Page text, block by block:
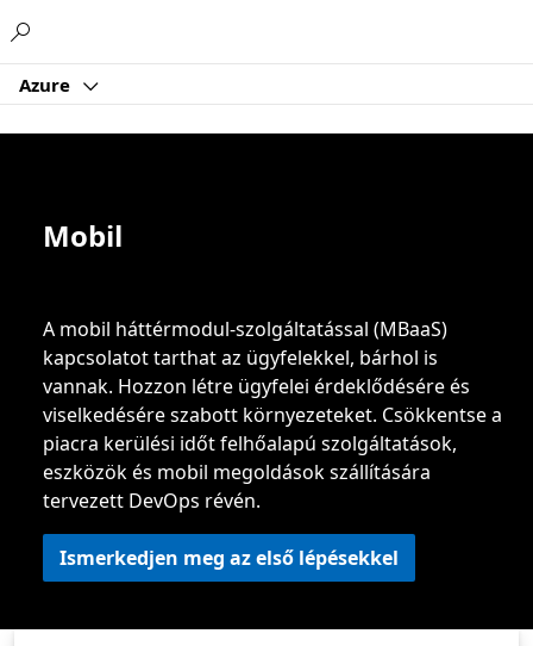
Azure
Mobil
A mobil háttérmodul-szolgáltatással (MBaaS)
kapcsolatot tarthat az ügyfelekkel, bárhol is
vannak. Hozzon létre ügyfelei érdeklődésére és
viselkedésére szabott környezeteket. Csökkentse a
piacra kerülési időt felhőalapú szolgáltatások,
eszközök és mobil megoldások szállítására
tervezett DevOps révén.
Ismerkedjen meg az első lépésekkel